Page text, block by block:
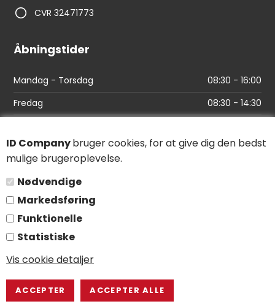
ID Companybruger cookies, for at give dig den bedst
mulige brugeroplevelse.
Nødvendige
Markedsføring
Funktionelle
Statistiske
Vis cookie detaljer
CVR 32471773
Åbningstider
Mandag - Torsdag
08:30 - 16:00
Fredag
08:30 - 14:30
Find vej
Salgs- og leveringsbetingelser
Persondatapolitik
Følg os
YouTube